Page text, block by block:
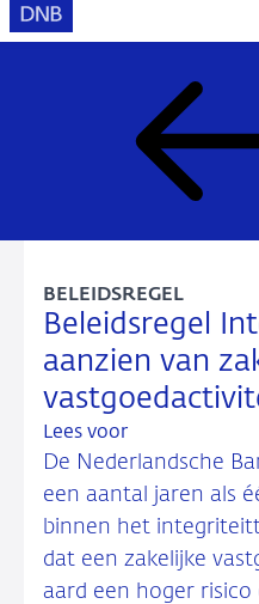
Beleidsregel
aanzien van
BELEIDSREGEL
Lees voor
De Nederlandsche
een aantal jaren als
binnen het
dat een zakelijke
aard een hoger